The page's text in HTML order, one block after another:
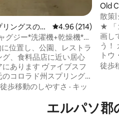
ングスの一
レビュー214件、5
4.96 (214)
グジー*洗濯機+乾燥機*フ
位置し、公園、レストラ
グ、食料品店に近い居心
あります ヴァイブスフ
のコロラド州スプリング
まで✔徒歩圏内 パイクス
フォートカーソン、フ
ソン、UCCS、COS空港ま
用庭に露天風呂・ジャグ
徒歩移動のしやすさ · キッ
Old
ジ
散策|
ン・
★ 「
画し
う！
トウ
への
分 神々の庭、コロラドスプリングスのダ
ウン
徒歩
エルパソ郡